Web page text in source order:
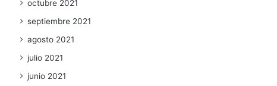
octubre 2021
septiembre 2021
agosto 2021
julio 2021
junio 2021